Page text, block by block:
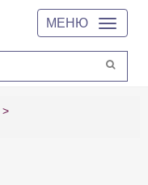
МЕНЮ